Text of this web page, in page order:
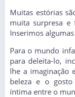
Muitas estórias
muita surpresa
Inserimos
Para o mundo
para deleita-lo,
lhe a imaginação
beleza e o
íntima entre o